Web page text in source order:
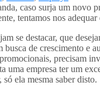
caso surja um novo
tentamos nos adequar
se destacar, que
busca de crescimento e
precisam
uma empresa ter um
ela mesma saber disto.